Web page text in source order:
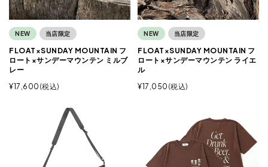
NEW 当店限定
FLOAT×SUNDAY MOUNTAIN フ
ロート×サンデーマウンテン ミルブ
レー
¥17,600 税込
NEW 当店限定
FLOAT×SUNDAY MOUNTAIN フ
ロート×サンデーマウンテン ライエ
ル
¥17,050 税込